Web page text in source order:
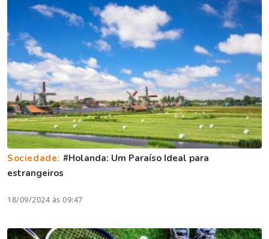
Sociedade: #Holanda: Um Paraíso Ideal para
estrangeiros
18/09/2024 às 09:47